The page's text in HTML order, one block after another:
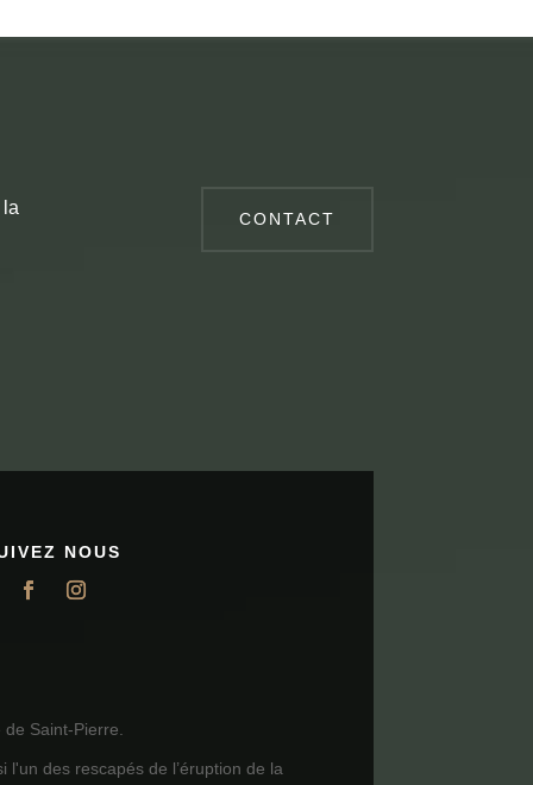
la
CONTACT
NOUS
Saint-Pierre.
l'un des rescapés de l’éruption de la